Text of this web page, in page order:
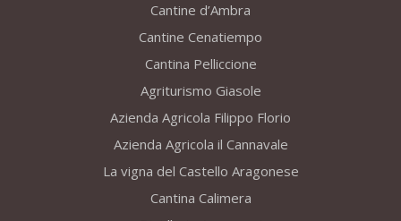
Cantine d’Ambra
Cantine Cenatiempo
Cantina Pelliccione
Agriturismo Giasole
Azienda Agricola Filippo Florio
Azienda Agricola il Cannavale
La vigna del Castello Aragonese
Cantina Calimera